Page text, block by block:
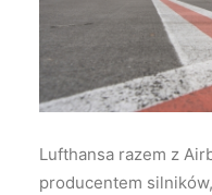
Wyszukiwanie
Lufthansa razem z
producentem